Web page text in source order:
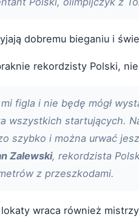
dobremu bieganiu i
rekordzisty Polski,
mi figla i nie będę mógł
wszystkich startujących.
szybko i można urwać
Zalewski, rekordzista
z przeszkodami.
wraca również